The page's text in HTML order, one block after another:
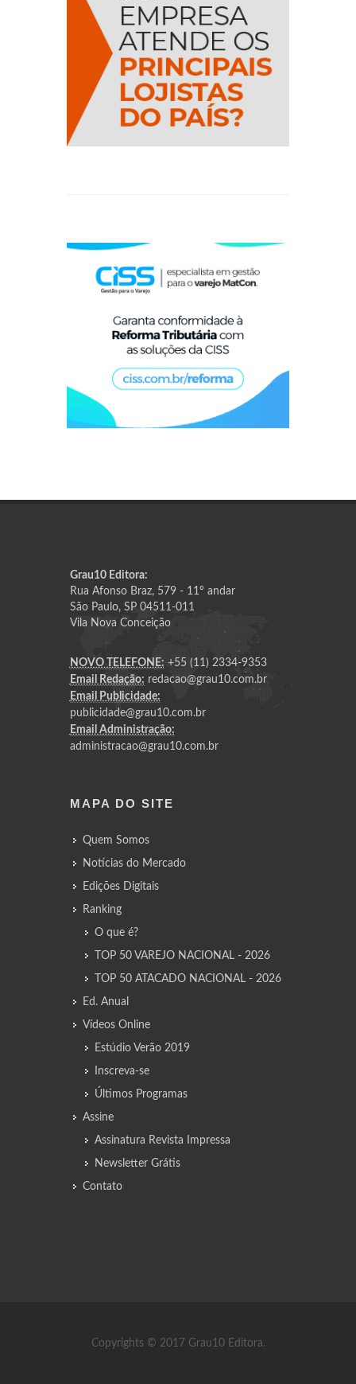
Grau10 Editora:
Rua Afonso Braz, 579 - 11º andar
São Paulo, SP 04511-011
Vila Nova Conceição
NOVO TELEFONE: +55 (11) 2334-9353
Email Redação: redacao@grau10.com.br
Email Publicidade:
publicidade@grau10.com.br
Email Administração:
administracao@grau10.com.br
MAPA DO SITE
Quem Somos
Notícias do Mercado
Edições Digitais
Ranking
O que é?
TOP 50 VAREJO NACIONAL - 2026
TOP 50 ATACADO NACIONAL - 2026
Ed. Anual
Vídeos Online
Estúdio Verão 2019
Inscreva-se
Últimos Programas
Assine
Assinatura Revista Impressa
Newsletter Grátis
Contato
Copyrights © 2017 Grau10 Editora.